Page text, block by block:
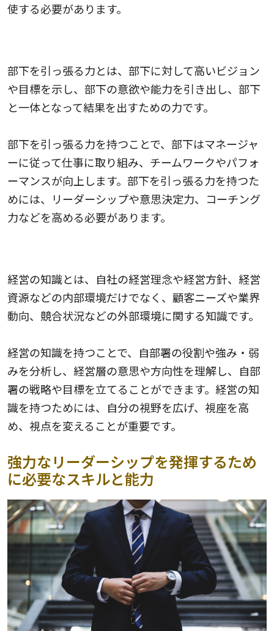
使する必要があります。
部下を引っ張る力とは、部下に対して高いビジョン
や目標を示し、部下の意欲や能力を引き出し、部下
と一体となって結果を出すための力です。
部下を引っ張る力を持つことで、部下はマネージャ
ーに従って仕事に取り組み、チームワークやパフォ
ーマンスが向上します。部下を引っ張る力を持つた
めには、リーダーシップや意思決定力、コーチング
力などを高める必要があります。
経営の知識とは、自社の経営理念や経営方針、経営
資源などの内部環境だけでなく、顧客ニーズや業界
動向、競合状況などの外部環境に関する知識です。
経営の知識を持つことで、自部署の役割や強み・弱
みを分析し、経営層の意思や方向性を理解し、自部
署の戦略や目標を立てることができます。経営の知
識を持つためには、自分の視野を広げ、視座を高
め、視点を変えることが重要です。
強力なリーダーシップを発揮するため
に必要なスキルと能力